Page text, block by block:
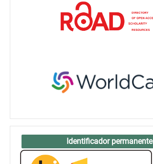
Identificador permanente